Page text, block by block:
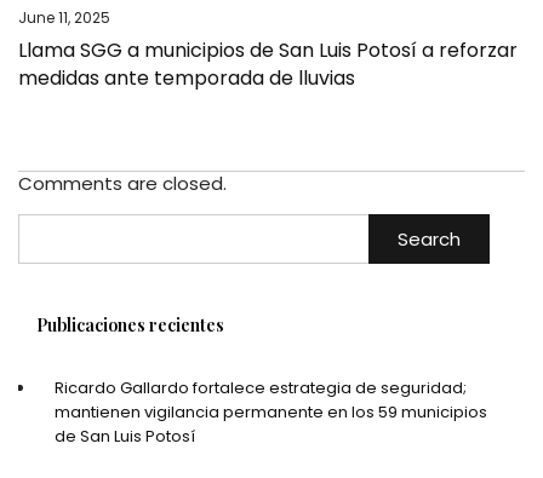
June 11, 2025
Llama SGG a municipios de San Luis Potosí a reforzar
medidas ante temporada de lluvias
Comments are closed.
Search
Publicaciones recientes
Ricardo Gallardo fortalece estrategia de seguridad;
mantienen vigilancia permanente en los 59 municipios
de San Luis Potosí